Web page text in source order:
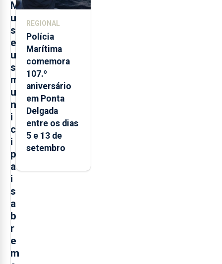
M
u
s
e
u
s
m
u
n
i
c
i
p
a
i
s
a
b
r
e
m
REGIONAL
Polícia
Marítima
comemora
107.º
aniversário
em Ponta
Delgada
entre os dias
5 e 13 de
setembro